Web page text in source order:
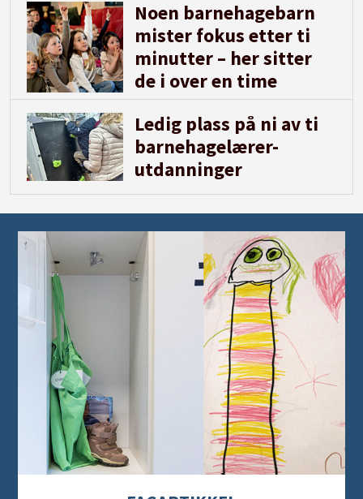
Noen barnehagebarn
mister fokus etter ti
minutter – her sitter
de i over en time
Ledig plass på ni av ti
barnehagelærer-
utdanninger